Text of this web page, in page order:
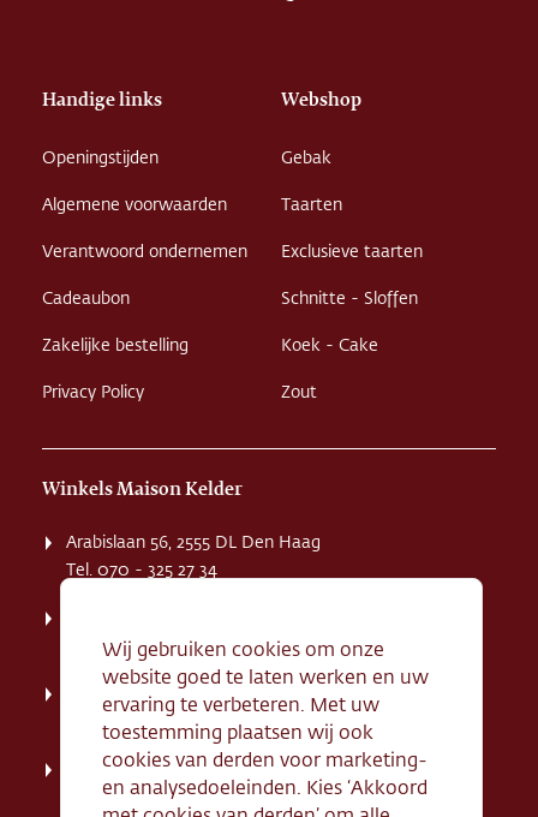
Handige links
Openingstijden
Algemene voorwaarden
Verantwoord ondernemen
Cadeaubon
Zakelijke bestelling
Privacy Policy
Webshop
Gebak
Taarten
Exclusieve taarten
Schnitte - Sloffen
Koek - Cake
Zout
Winkels Maison Kelder
Arabislaan 56, 2555 DL Den Haag
Tel. 070 - 325 27 34
Tel. 070 - 324 94 09
Kerkstraat 71, 2242 HD Wassenaar
Tel. 070 - 517 95 07
Dorpsstraat 134, 2712 AN Zoetermeer
Tel. 079 - 316 78 95
Wij gebruiken cookies om onze
website goed te laten werken en uw
ervaring te verbeteren. Met uw
toestemming plaatsen wij ook
cookies van derden voor marketing-
en analysedoeleinden. Kies ‘Akkoord